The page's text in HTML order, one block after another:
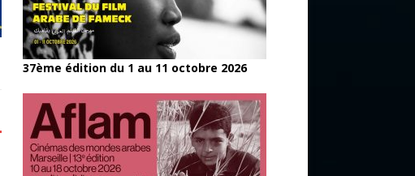
37ème édition du 1 au 11 octobre 2026